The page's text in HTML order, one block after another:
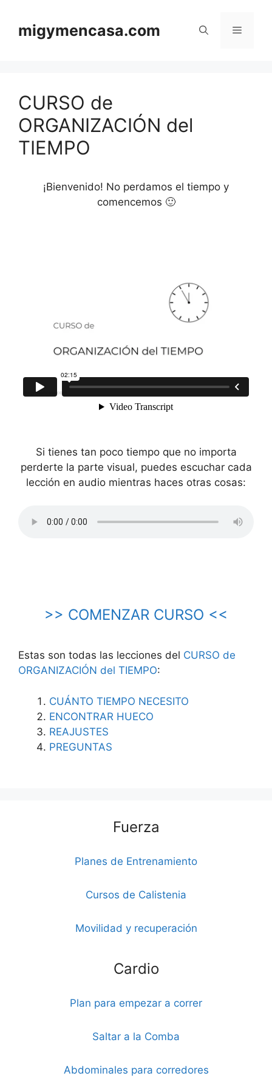
contenido
migymencasa.com Menú
CURSO de
ORGANIZACIÓN del
TIEMPO
¡Bienvenido! No perdamos el tiempo y
comencemos 🙂
Si tienes tan poco tiempo que no importa
perderte la parte visual, puedes escuchar cada
lección en audio mientras haces otras cosas:
>> COMENZAR CURSO <<
Estas son todas las lecciones del CURSO de
ORGANIZACIÓN del TIEMPO:
CUÁNTO TIEMPO NECESITO
ENCONTRAR HUECO
REAJUSTES
PREGUNTAS
Fuerza
Planes de Entrenamiento
Cursos de Calistenia
Movilidad y recuperación
Cardio
Plan para empezar a correr
Saltar a la Comba
Abdominales para corredores